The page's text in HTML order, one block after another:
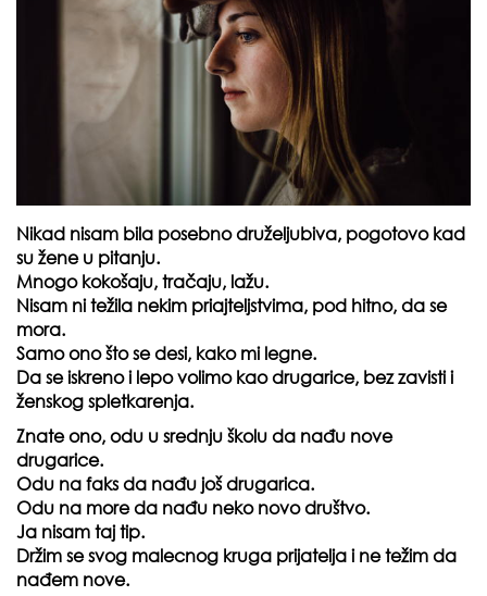
Nikad nisam bila posebno druželjubiva, pogotovo kad
su žene u pitanju.
Mnogo kokošaju, tračaju, lažu.
Nisam ni težila nekim priajteljstvima, pod hitno, da se
mora.
Samo ono što se desi, kako mi legne.
Da se iskreno i lepo volimo kao drugarice, bez zavisti i
ženskog spletkarenja.
Znate ono, odu u srednju školu da nađu nove
drugarice.
Odu na faks da nađu još drugarica.
Odu na more da nađu neko novo društvo.
Ja nisam taj tip.
Držim se svog malecnog kruga prijatelja i ne težim da
nađem nove.